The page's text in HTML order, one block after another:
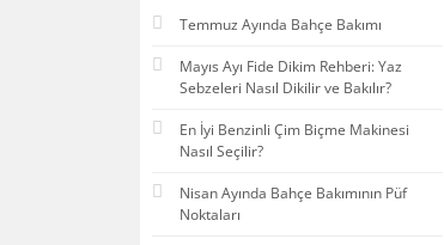
Temmuz Ayında Bahçe Bakımı
Mayıs Ayı Fide Dikim Rehberi: Yaz
Sebzeleri Nasıl Dikilir ve Bakılır?
En İyi Benzinli Çim Biçme Makinesi
Nasıl Seçilir?
Nisan Ayında Bahçe Bakımının Püf
Noktaları